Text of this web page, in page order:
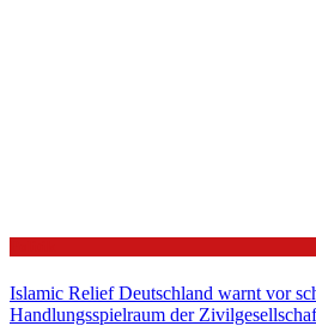
Islamic Relief Deutschland warnt vor
Handlungsspielraum der